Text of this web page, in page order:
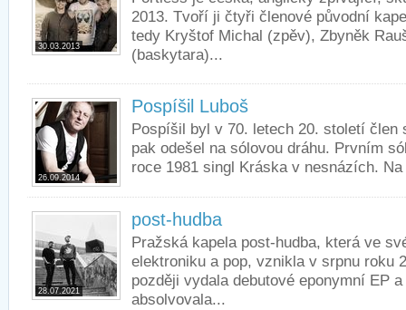
30.03.2013
2013. Tvoří ji čtyři členové původní
tedy Kryštof Michal (zpěv), Zbyněk
(baskytara)...
26.09.2014
Pospíšil Luboš
Pospíšil byl v 70. letech 20. století člen
pak odešel na sólovou dráhu. Prvním
roce 1981 singl Kráska v nesnázích.
28.07.2021
post-hudba
Pražská kapela post-hudba, která ve
elektroniku a pop, vznikla v srpnu roku
později vydala debutové eponymní EP
absolvovala...